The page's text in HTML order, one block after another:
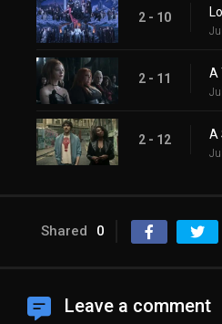
2 - 10
2 - 11 A
2 - 12
Shared 0
Leave a comment